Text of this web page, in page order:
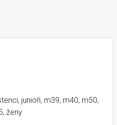
junioři, m39, m40, m50,
ženy